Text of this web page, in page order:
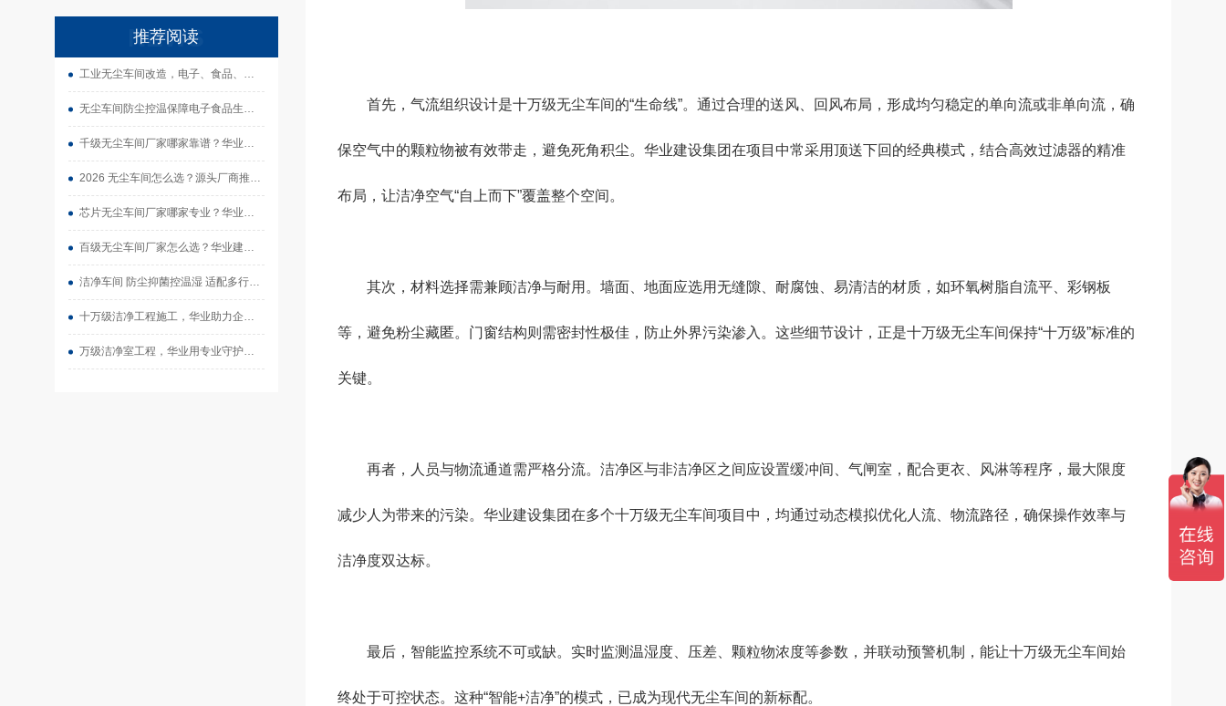
推荐阅读
NEWS
工业无尘车间改造，电子、食品、医械洁净厂房整体装修
无尘车间防尘控温保障电子食品生产良品率
千级无尘车间厂家哪家靠谱？华业建设承接专业洁净工程
2026 无尘车间怎么选？源头厂商推荐华业建设
芯片无尘车间厂家哪家专业？华业建设承接半导体洁净工程
百级无尘车间厂家怎么选？华业建设一站式净化施工
洁净车间 防尘抑菌控温湿 适配多行业生产合规要求
十万级洁净工程施工，华业助力企业高效投产
万级洁净室工程，华业用专业守护生产质量
首先，气流组织设计是十万级无尘车间的“生命线”。通过合理的送风、回风布局，形成均匀稳定的单向流或非单向流，确
保空气中的颗粒物被有效带走，避免死角积尘。华业建设集团在项目中常采用顶送下回的经典模式，结合高效过滤器的精准
布局，让洁净空气“自上而下”覆盖整个空间。
其次，材料选择需兼顾洁净与耐用。墙面、地面应选用无缝隙、耐腐蚀、易清洁的材质，如环氧树脂自流平、彩钢板
等，避免粉尘藏匿。门窗结构则需密封性极佳，防止外界污染渗入。这些细节设计，正是十万级无尘车间保持“十万级”标准的
关键。
再者，人员与物流通道需严格分流。洁净区与非洁净区之间应设置缓冲间、气闸室，配合更衣、风淋等程序，最大限度
减少人为带来的污染。华业建设集团在多个十万级无尘车间项目中，均通过动态模拟优化人流、物流路径，确保操作效率与
洁净度双达标。
最后，智能监控系统不可或缺。实时监测温湿度、压差、颗粒物浓度等参数，并联动预警机制，能让十万级无尘车间始
终处于可控状态。这种“智能+洁净”的模式，已成为现代无尘车间的新标配。